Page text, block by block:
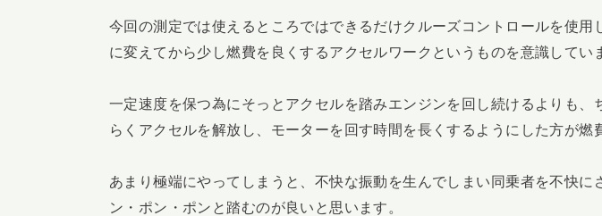
今回の測定では使えるところではできるだけクルーズコントロールを使用
に変えてから少し燃費を良くするアクセルワークというものを意識してい
一定速度を保つ為にそっとアクセルを踏みエンジンを回し続けるよりも、
らくアクセルを解放し、モーターを回す時間を長くするようにした方が燃
あまり極端にやってしまうと、不快な振動を生んでしまい同乗者を不快に
ン・ポン・ポンと踏むのが良いと思います。